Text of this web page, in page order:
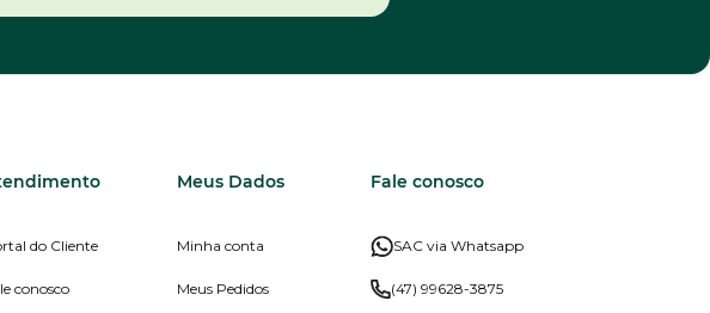
do Cliente
conosco
Meus Dados
Minha conta
Meus Pedidos
Fale conosco
SAC via Whatsapp
(47) 99628-3875